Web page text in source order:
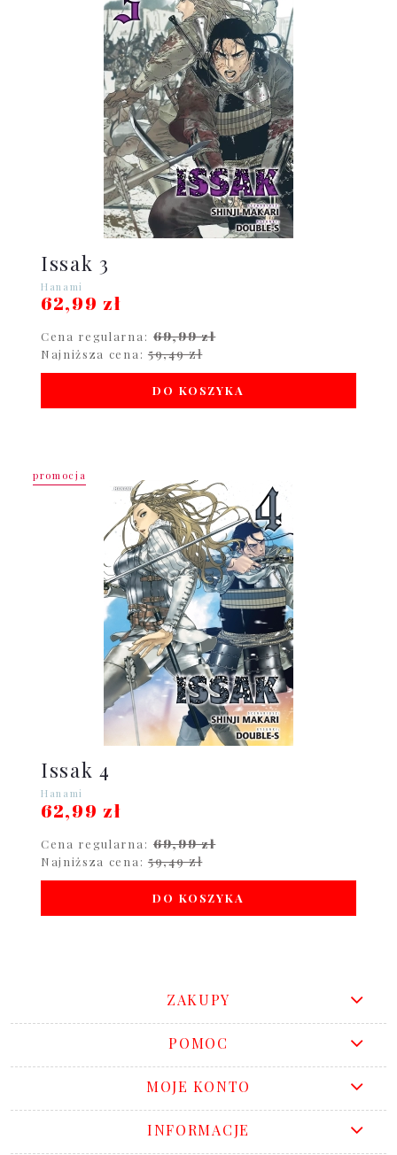
Issak 3
Hanami
62,99 zł
Cena regularna: 69,99 zł
Najniższa cena: 59,49 zł
DO KOSZYKA
Issak 4
Hanami
62,99 zł
Cena regularna: 69,99 zł
Najniższa cena: 59,49 zł
DO KOSZYKA
promocja
ZAKUPY
POMOC
MOJE KONTO
INFORMACJE